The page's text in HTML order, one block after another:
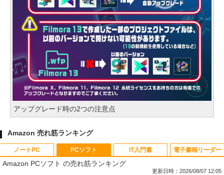
アップグレード時の2つの注意点
Amazon 売れ筋ランキング
ノートPC PCソフト
Amazon PCソフト の売れ筋ランキング
更新日時：2026/08/07 12:05
IT入門書 電子書籍リーダー